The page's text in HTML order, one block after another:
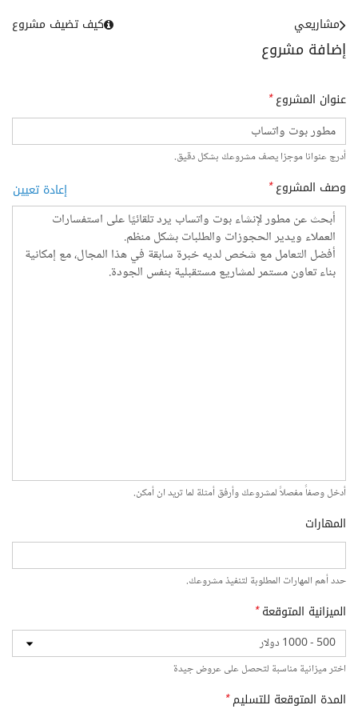
إضافة مشروع
مشاريعي كيف تضيف مشروع
عنوان المشروع*
أدرج عنوانا موجزا يصف مشروعك بشكل دقيق.
وصف المشروع* إعادة تعيين
أدخل وصفاً مفصلاً لمشروعك وأرفق أمثلة لما تريد ان أمكن.
المهارات
حدد أهم المهارات المطلوبة لتنفيذ مشروعك.
الميزانية المتوقعة*
اختر ميزانية مناسبة لتحصل على عروض جيدة
المدة المتوقعة للتسليم*